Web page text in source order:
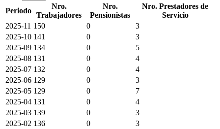
Periodo
Nro.
Trabajadores
Nro.
Pensionistas
Nro. Prestadores de
Servicio
2025-11 150 0
3
2025-10 141 0
3
2025-09 134 0
5
2025-08 131 0
4
2025-07 132 0
4
2025-06 129 0
3
2025-05 129 0
7
2025-04 131 0
4
2025-03 139 0
3
2025-02 136 0
3